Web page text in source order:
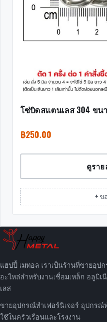
โซ่บิดสแตนเลส 304 ขน
฿250.00
ดูราย
+ ข
แฮปปี้ เมทอล เราเป็นร้านที่ขายอุป
อะไหล่สำหรับงานเชื่อมเหล็ก อลูมิ
เลส
ขายอุปกรณ์ทำเฟอร์นิเจอร์ อุปกรณ์
ใช้ในครัวเรือนและโรงงาน